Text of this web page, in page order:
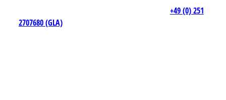
+49 (0) 251
2707680 (GLA)